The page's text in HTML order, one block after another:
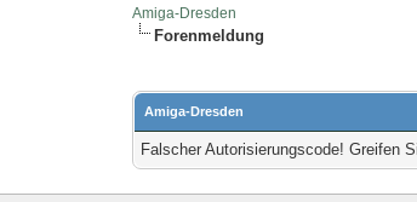
Amiga-Dresden
Forenmeldung
Amiga-Dresden
Falscher Autorisierungscode! Greifen